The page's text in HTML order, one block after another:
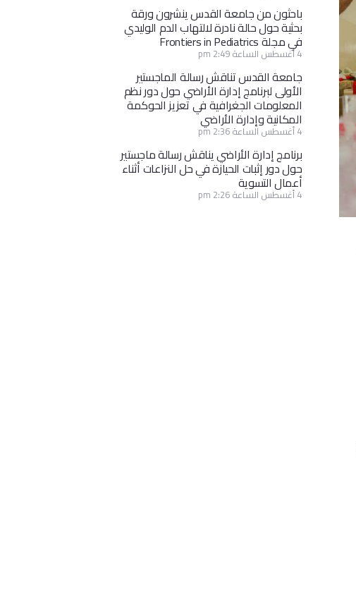
باحثون من جامعة القدس ينشرون ورقة
بحثية حول حالة نادرة لالتهاب الدم الوليدي
في مجلة Frontiers in Pediatrics
4 أغسطس الساعة 2:49 pm
جامعة القدس تناقش رسالة الماجستير
الأولى لبرنامج إدارة الأراضي حول دور نظم
المعلومات الجغرافية في تعزيز الحوكمة
المكانية وإدارة الأراضي
4 أغسطس الساعة 2:36 pm
برنامج إدارة الأراضي يناقش رسالة ماجستير
حول دور إثبات الحيازة في حل النزاعات أثناء
أعمال التسوية
4 أغسطس الساعة 2:26 pm